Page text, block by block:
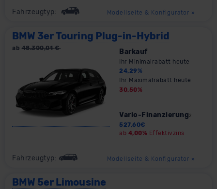
Fahrzeugtyp: Modellseite & Konfigurator »
BMW 3er Touring Plug-in-Hybrid
ab 48.300,01€ Barkauf
Ihr Minimalrabatt heute
24,29%
Ihr Maximalrabatt heute
30,50%
Vario-Finanzierung2
527,60€
ab 4,00% Effektivzins
Fahrzeugtyp: Modellseite & Konfigurator »
BMW 5er Limousine